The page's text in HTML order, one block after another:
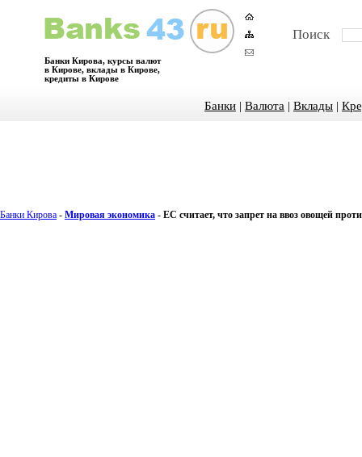
Банки Кирова, курсы валют
в Кирове, вклады в Кирове,
кредиты в Кирове
Поиск
Банки | Валюта | Вклады |
Банки Кирова - Мировая экономика - ЕС считает, что запрет на ввоз овощей